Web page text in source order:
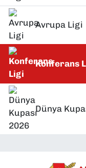
Avrupa Ligi
Konferans
Dünya